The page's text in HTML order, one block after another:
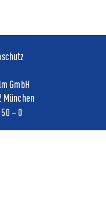
GmbH
München
– 0